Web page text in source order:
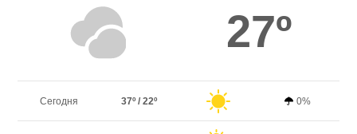
27º
Сегодня 37º / 22º 0%